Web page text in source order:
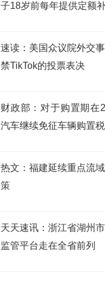
子18岁前每年提供定额
速读：美国众议院外交
禁TikTok的投票表决
财政部：对于购置期在
汽车继续免征车辆购置税
热文：福建延续重点流
策
天天速讯：浙江省湖州
监管平台走在全省前列